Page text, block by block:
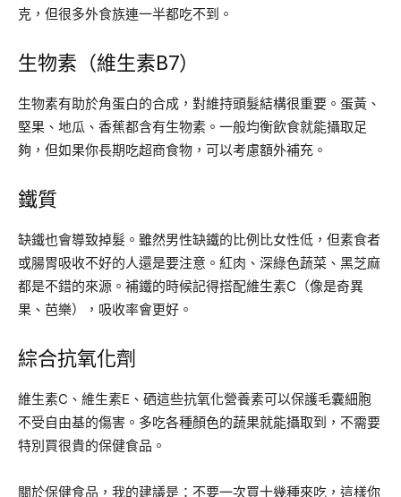
克，但很多外食族連一半都吃不到。
生物素（維生素B7）
生物素有助於角蛋白的合成，對維持頭髮結構很重要。蛋黃、
堅果、地瓜、香蕉都含有生物素。一般均衡飲食就能攝取足
夠，但如果你長期吃超商食物，可以考慮額外補充。
鐵質
缺鐵也會導致掉髮。雖然男性缺鐵的比例比女性低，但素食者
或腸胃吸收不好的人還是要注意。紅肉、深綠色蔬菜、黑芝麻
都是不錯的來源。補鐵的時候記得搭配維生素C（像是奇異
果、芭樂），吸收率會更好。
綜合抗氧化劑
維生素C、維生素E、硒這些抗氧化營養素可以保護毛囊細胞
不受自由基的傷害。多吃各種顏色的蔬果就能攝取到，不需要
特別買很貴的保健食品。
關於保健食品，我的建議是：不要一次買十幾種來吃，這樣你